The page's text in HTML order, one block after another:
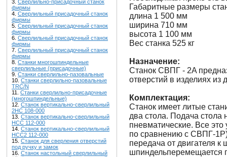
3. Сверлильно-присадочный станок
фирмы
4. Сверлильный присадочный станок
фирмы
5. Сверлильный присадочный станок
фирмы
6. Сверлильный присадочный станок
фирмы
7. Сверлильный присадочный станок
фирмы
8. Станки многошпиндельные
сверлильные (присадочные)
9. Станки сверлильно-пазовальные
10. Станки сверлильно-пазовальные
TRC/N
11. Станки сверлильно-присадочные
(многошпиндельные)
12. Станок вертикально-сверлильный
2НС 108-000
13. Станок вертикально-сверлильный
НСС 112-000
14. Станок вертикально-сверлильный
НСС2 112-000
15. Станок для сверления отверстий
под ручку и замок
16. Станок настольный сверлильный
Габаритные размеры
длина 1 500 мм
ширина 710 мм
высота 1 100 мм
Вес станка 525 кг
Назначение:
Станок СВПГ - 2A
отверстий в изделиях из
Комплектация:
Станок имеет литые
два стола. Подача стола
пневматические. Все это
по сравнению с СВПГ-1Р)
передача от двигателя
шпиндельперемещается